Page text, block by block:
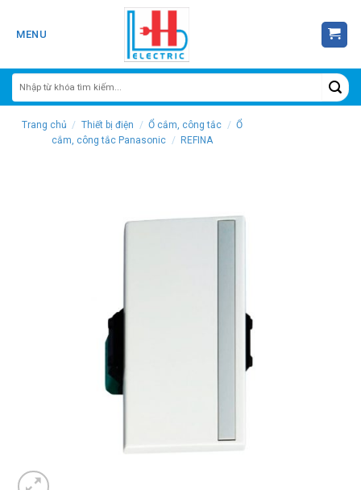
MENU
Trang chủ / Thiết bị điện / Ổ cắm, công tắc / Ổ
cắm, công tắc Panasonic / REFINA